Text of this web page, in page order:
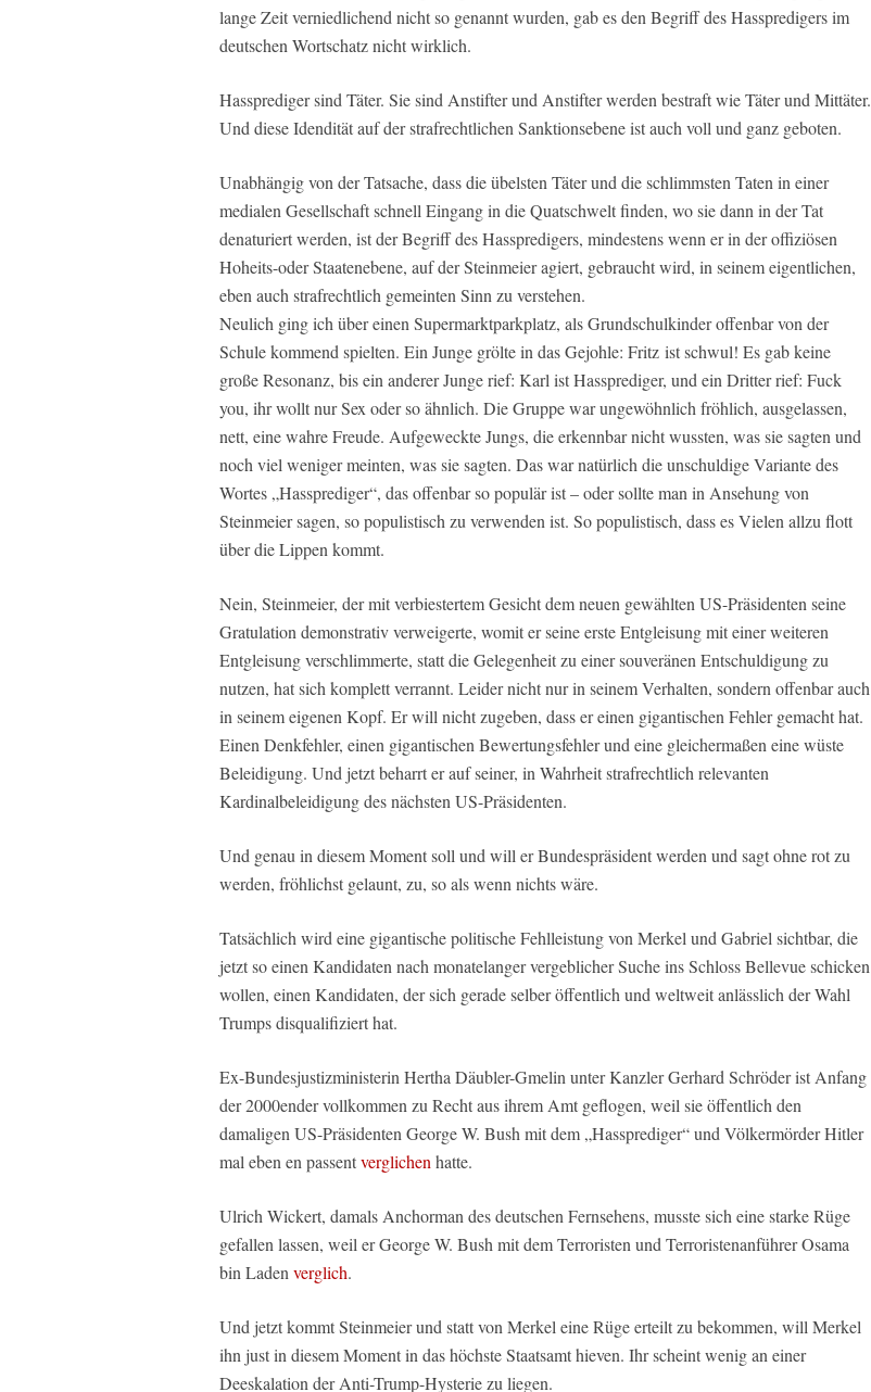
lange Zeit verniedlichend nicht so genannt wurden, gab es den Begriff des Hasspredigers im
deutschen Wortschatz nicht wirklich.
Hassprediger sind Täter. Sie sind Anstifter und Anstifter werden bestraft wie Täter und Mittäter.
Und diese Idendität auf der strafrechtlichen Sanktionsebene ist auch voll und ganz geboten.
Unabhängig von der Tatsache, dass die übelsten Täter und die schlimmsten Taten in einer
medialen Gesellschaft schnell Eingang in die Quatschwelt finden, wo sie dann in der Tat
denaturiert werden, ist der Begriff des Hasspredigers, mindestens wenn er in der offiziösen
Hoheits-oder Staatenebene, auf der Steinmeier agiert, gebraucht wird, in seinem eigentlichen,
eben auch strafrechtlich gemeinten Sinn zu verstehen.
Neulich ging ich über einen Supermarktparkplatz, als Grundschulkinder offenbar von der
Schule kommend spielten. Ein Junge grölte in das Gejohle: Fritz ist schwul! Es gab keine
große Resonanz, bis ein anderer Junge rief: Karl ist Hassprediger, und ein Dritter rief: Fuck
you, ihr wollt nur Sex oder so ähnlich. Die Gruppe war ungewöhnlich fröhlich, ausgelassen,
nett, eine wahre Freude. Aufgeweckte Jungs, die erkennbar nicht wussten, was sie sagten und
noch viel weniger meinten, was sie sagten. Das war natürlich die unschuldige Variante des
Wortes „Hassprediger“, das offenbar so populär ist – oder sollte man in Ansehung von
Steinmeier sagen, so populistisch zu verwenden ist. So populistisch, dass es Vielen allzu flott
über die Lippen kommt.
Nein, Steinmeier, der mit verbiestertem Gesicht dem neuen gewählten US-Präsidenten seine
Gratulation demonstrativ verweigerte, womit er seine erste Entgleisung mit einer weiteren
Entgleisung verschlimmerte, statt die Gelegenheit zu einer souveränen Entschuldigung zu
nutzen, hat sich komplett verrannt. Leider nicht nur in seinem Verhalten, sondern offenbar auch
in seinem eigenen Kopf. Er will nicht zugeben, dass er einen gigantischen Fehler gemacht hat.
Einen Denkfehler, einen gigantischen Bewertungsfehler und eine gleichermaßen eine wüste
Beleidigung. Und jetzt beharrt er auf seiner, in Wahrheit strafrechtlich relevanten
Kardinalbeleidigung des nächsten US-Präsidenten.
Und genau in diesem Moment soll und will er Bundespräsident werden und sagt ohne rot zu
werden, fröhlichst gelaunt, zu, so als wenn nichts wäre.
Tatsächlich wird eine gigantische politische Fehlleistung von Merkel und Gabriel sichtbar, die
jetzt so einen Kandidaten nach monatelanger vergeblicher Suche ins Schloss Bellevue schicken
wollen, einen Kandidaten, der sich gerade selber öffentlich und weltweit anlässlich der Wahl
Trumps disqualifiziert hat.
Ex-Bundesjustizministerin Hertha Däubler-Gmelin unter Kanzler Gerhard Schröder ist Anfang
der 2000ender vollkommen zu Recht aus ihrem Amt geflogen, weil sie öffentlich den
damaligen US-Präsidenten George W. Bush mit dem „Hassprediger“ und Völkermörder Hitler
mal eben en passentverglichen hatte.
Ulrich Wickert, damals Anchorman des deutschen Fernsehens, musste sich eine starke Rüge
gefallen lassen, weil er George W. Bush mit dem Terroristen und Terroristenanführer Osama
bin Laden verglich.
Und jetzt kommt Steinmeier und statt von Merkel eine Rüge erteilt zu bekommen, will Merkel
ihn just in diesem Moment in das höchste Staatsamt hieven. Ihr scheint wenig an einer
Deeskalation der Anti-Trump-Hysterie zu liegen.